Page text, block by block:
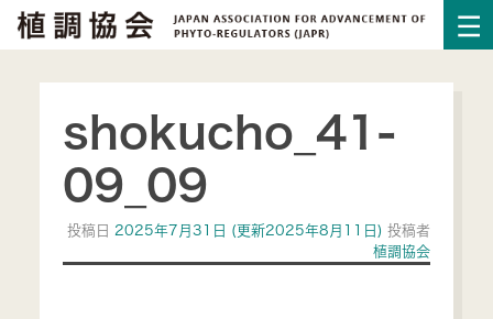
shokucho_41-
09_09
投稿日 2025年7月31日 (更新2025年8月11日)投稿者
植調協会